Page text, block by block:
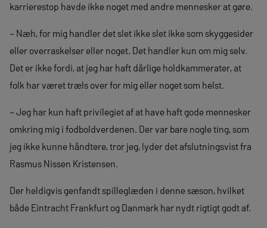
karrierestop havde ikke noget med andre mennesker at gøre.
– Næh, for mig handler det slet ikke slet ikke som skyggesider
eller overraskelser eller noget. Det handler kun om mig selv.
Det er ikke fordi, at jeg har haft dårlige holdkammerater, at
folk har været træls over for mig eller noget som helst.
– Jeg har kun haft privilegiet af at have haft gode mennesker
omkring mig i fodboldverdenen. Der var bare nogle ting, som
jeg ikke kunne håndtere, tror jeg, lyder det afslutningsvist fra
Rasmus Nissen Kristensen.
Der heldigvis genfandt spilleglæden i denne sæson, hvilket
både Eintracht Frankfurt og Danmark har nydt rigtigt godt af.